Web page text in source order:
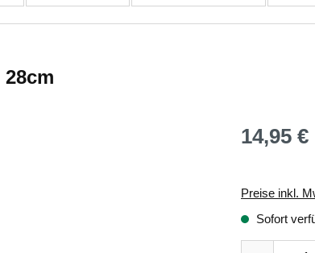
Regulärer
14,95 €
Preise inkl.
Sofort
Produkt